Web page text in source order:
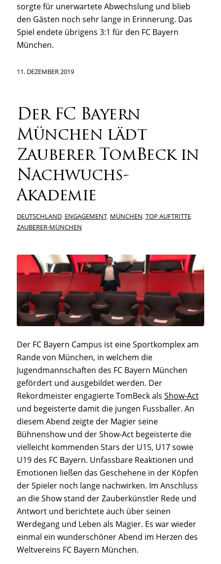
sorgte für unerwartete Abwechslung und blieb
den Gästen noch sehr lange in Erinnerung. Das
Spiel endete übrigens 3:1 für den FC Bayern
München.
11. DEZEMBER 2019
Der FC Bayern
München lädt
Zauberer TomBeck in
Nachwuchs-
Akademie
DEUTSCHLAND, ENGAGEMENT, MÜNCHEN,TOP AUFTRITTE,
ZAUBERER-MÜNCHEN
Der FC Bayern Campus ist eine Sportkomplex am
Rande von München, in welchem die
Jugendmannschaften des FC Bayern München
gefördert und ausgebildet werden. Der
Rekordmeister engagierte TomBeck als Show-Act
und begeisterte damit die jungen Fussballer. An
diesem Abend zeigte der Magier seine
Bühnenshow und der Show-Act begeisterte die
vielleicht kommenden Stars der U15, U17 sowie
U19 des FC Bayern. Unfassbare Reaktionen und
Emotionen ließen das Geschehene in der Köpfen
der Spieler noch lange nachwirken. Im Anschluss
an die Show stand der Zauberkünstler Rede und
Antwort und berichtete auch über seinen
Werdegang und Leben als Magier. Es war wieder
einmal ein wunderschöner Abend im Herzen des
Weltvereins FC Bayern München.